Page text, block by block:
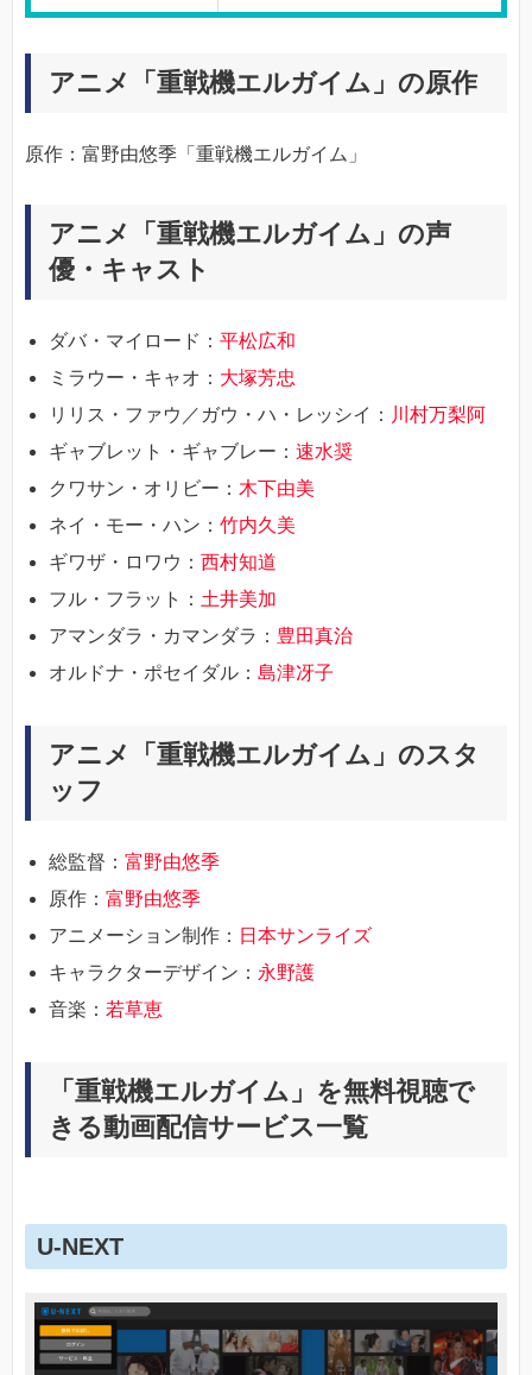
アニメ「重戦機エルガイム」の原作
原作：富野由悠季「重戦機エルガイム」
アニメ「重戦機エルガイム」の声
優・キャスト
ダバ・マイロード： 平松広和
ミラウー・キャオ： 大塚芳忠
リリス・ファウ／ガウ・ハ・レッシイ： 川村万梨阿
ギャブレット・ギャブレー： 速水奨
クワサン・オリビー： 木下由美
ネイ・モー・ハン： 竹内久美
ギワザ・ロワウ： 西村知道
フル・フラット： 土井美加
アマンダラ・カマンダラ： 豊田真治
オルドナ・ポセイダル： 島津冴子
アニメ「重戦機エルガイム」のスタ
ッフ
総監督： 富野由悠季
原作： 富野由悠季
アニメーション制作： 日本サンライズ
キャラクターデザイン： 永野護
音楽： 若草恵
「重戦機エルガイム」を無料視聴で
きる動画配信サービス一覧
U-NEXT